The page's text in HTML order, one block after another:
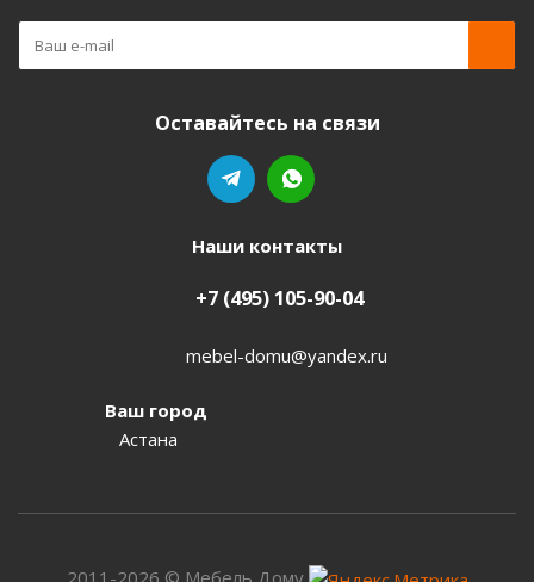
Оставайтесь на связи
Наши контакты
+7 (495) 105-90-04
mebel-domu@yandex.ru
Ваш город
Астана
2011-2026 © Мебель Дому